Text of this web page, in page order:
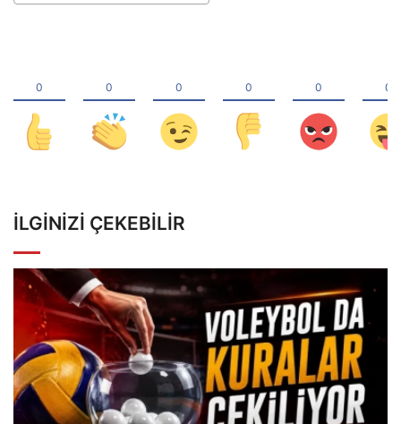
İLGINIZI ÇEKEBILIR